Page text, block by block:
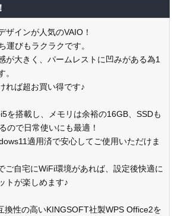
ザインが人気のVAIO！
運びもラクラクです。
が大きく、パームレストに凹みがある為1
。
れば超お買い得です♪
を搭載し、メモリは余裕の16GB、SSDも
ので日常使いにも最適！
適用済で安心してご使用いただけま
ご自宅にWiFi環境があれば、設定後快適に
トが楽しめます♪
換性の高いKINGSOFT社製WPS Office2を